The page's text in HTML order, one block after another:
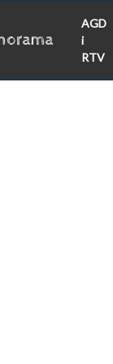
AGD
i
RTV